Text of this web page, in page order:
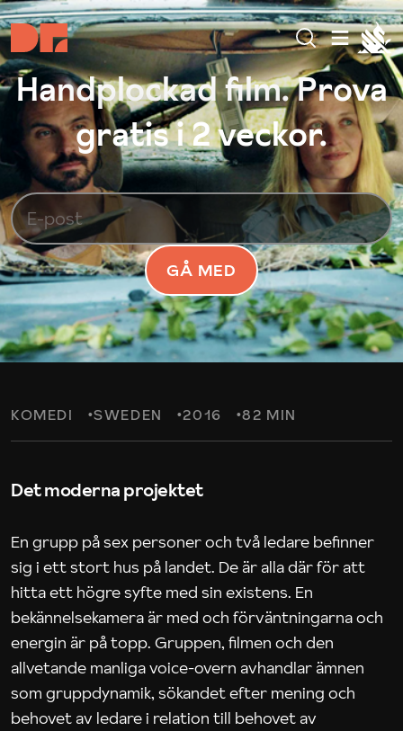
Handplockad film. Prova
gratis i 2 veckor.
GÅ MED
KOMEDI SWEDEN 2016 82 MIN
Det moderna projektet
En grupp på sex personer och två ledare befinner
sig i ett stort hus på landet. De är alla där för att
hitta ett högre syfte med sin existens. En
bekännelsekamera är med och förväntningarna och
energin är på topp. Gruppen, filmen och den
allvetande manliga voice-overn avhandlar ämnen
som gruppdynamik, sökandet efter mening och
behovet av ledare i relation till behovet av